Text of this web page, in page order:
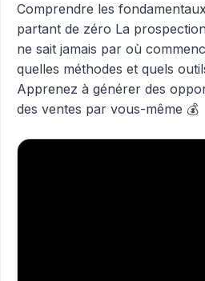
Comprendre les
partant de zéro La
ne sait jamais par où
quelles méthodes et quels
Apprenez à générer des
des ventes par vous-même 💰